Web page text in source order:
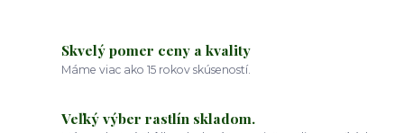
Skvelý pomer ceny a kvality
Máme viac ako 15 rokov skúseností.
Veľký výber rastlín skladom.